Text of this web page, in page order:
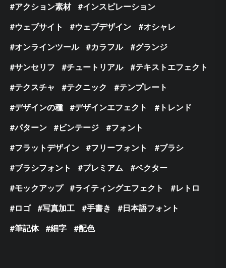
アクション素材
インスピレーション
ウェブサイト
ウェブデザイン
オシャレ
オンラインツール
カラフル
グランジ
サンセリフ
チュートリアル
テキストエフェクト
テクスチャ
テクニック
テンプレート
デザインの種
デザインエフェクト
トレンド
パターン
ビンテージ
フォント
フラットデザイン
フリーフォント
ブラシ
ブラシフォント
プレミアム
ベクター
モックアップ
ライティングエフェクト
レトロ
ロゴ
写真加工 手書き
日本語フォント
筆記体
細字 配色